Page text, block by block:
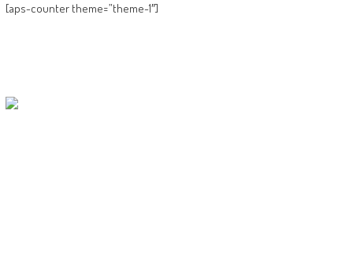
[aps-counter theme=”theme-1″]